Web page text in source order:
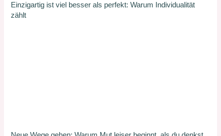
Einzigartig ist viel besser als perfekt: Warum Individualität
zählt